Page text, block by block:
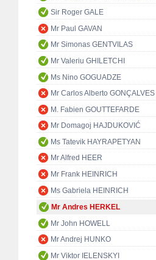
Sir Roger GALE
Mr Paul GAVAN
Mr Simonas GENTVILAS
Mr Valeriu GHILETCHI
Ms Nino GOGUADZE
Mr Carlos Alberto GONÇALVES
M. Fabien GOUTTEFARDE
Mr Domagoj HAJDUKOVIĆ
Ms Tatevik HAYRAPETYAN
Mr Alfred HEER
Mr Frank HEINRICH
Ms Gabriela HEINRICH
Mr Andres HERKEL
Mr John HOWELL
Mr Andrej HUNKO
Mr Viktor IELENSKYI